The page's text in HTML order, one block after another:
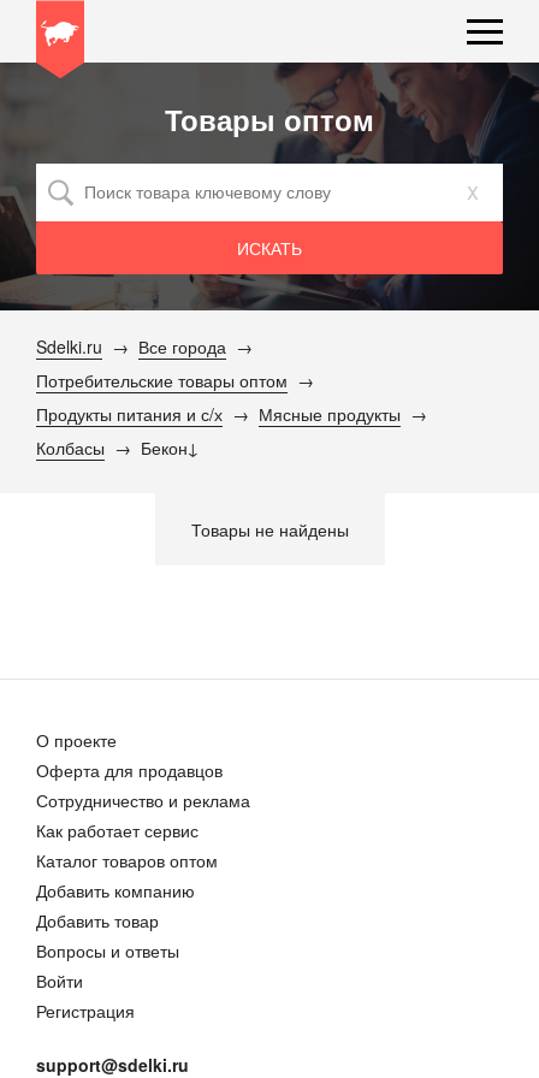
Товары оптом
x
Sdelki.ru
Все города
Потребительские товары оптом
Продукты питания и с/х
Мясные продукты
Колбасы
Бекон
Товары не найдены
О проекте
Оферта для продавцов
Сотрудничество и реклама
Как работает сервис
Каталог товаров оптом
Добавить компанию
Добавить товар
Вопросы и ответы
Войти
Регистрация
support@sdelki.ru